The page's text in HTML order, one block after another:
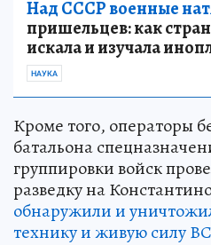
Над СССР военные
пришельцев: как
искала и изучала
НАУКА
Кроме того, операторы
батальона
группировки войск
разведку на
обнаружили и
технику и живую силу